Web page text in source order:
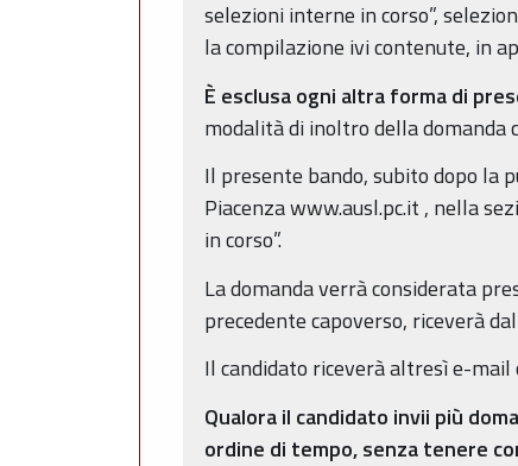
selezioni interne in corso”,
la compilazione ivi contenute, in
È esclusa ogni altra forma di
modalità di inoltro della domanda
Il presente bando, subito dopo la
Piacenza www.ausl.pc.it , nella
in corso”.
La domanda verrà considerata
precedente capoverso, riceverà
Il candidato riceverà altresì e-
Qualora il candidato invii più
ordine di tempo, senza tenere